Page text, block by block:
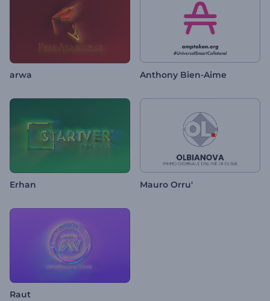
arwa Anthony Bien-Aime
Erhan Mauro Orru'
Raut